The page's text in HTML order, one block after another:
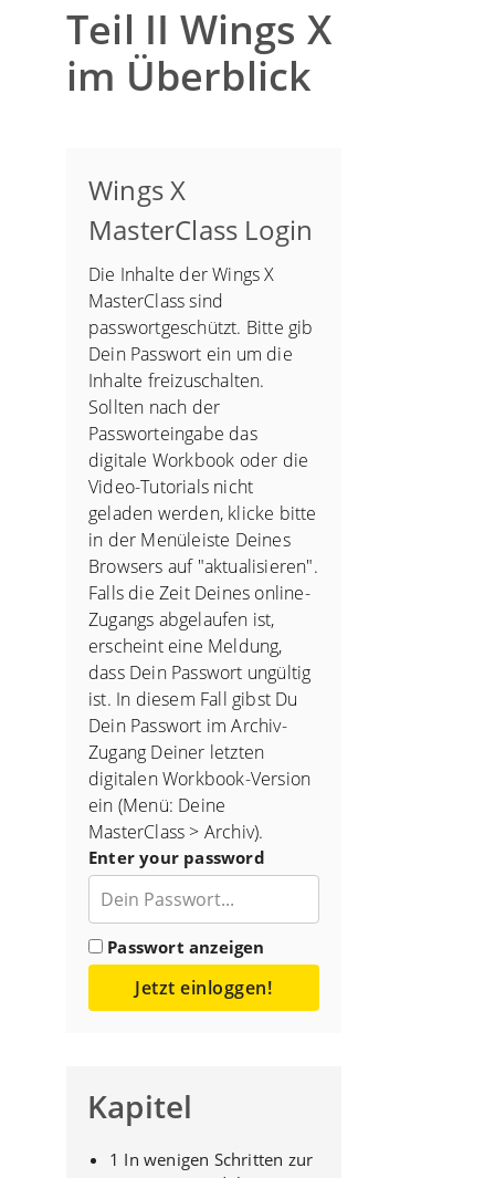
Teil II Wings X
im Überblick
Wings X
MasterClass Login
Die Inhalte der Wings X
MasterClass sind
passwortgeschützt. Bitte gib
Dein Passwort ein um die
Inhalte freizuschalten.
Sollten nach der
Passworteingabe das
digitale Workbook oder die
Video-Tutorials nicht
geladen werden, klicke bitte
in der Menüleiste Deines
Browsers auf "aktualisieren".
Falls die Zeit Deines online-
Zugangs abgelaufen ist,
erscheint eine Meldung,
dass Dein Passwort ungültig
ist. In diesem Fall gibst Du
Dein Passwort im Archiv-
Zugang Deiner letzten
digitalen Workbook-Version
ein (Menü: Deine
MasterClass > Archiv).
Enter your password
Passwort anzeigen
Jetzt einloggen!
Kapitel
1 In wenigen Schritten zur